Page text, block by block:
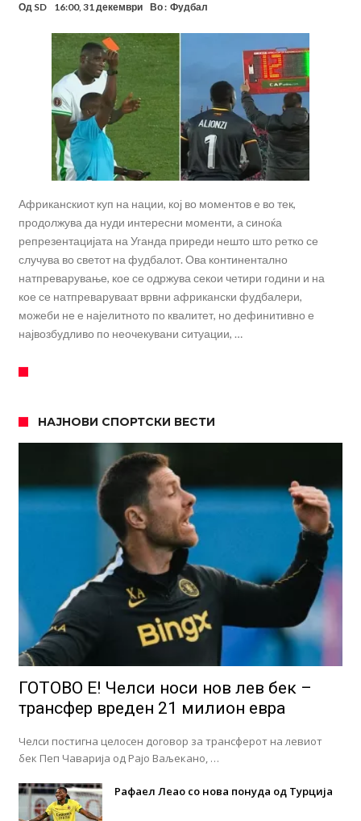
Од SD 16:00, 31 декември Во : Фудбал
Африканскиот куп на нации, кој во моментов е во тек,
продолжува да нуди интересни моменти, а синоќа
репрезентацијата на Уганда приреди нешто што ретко се
случува во светот на фудбалот. Ова континентално
натпреварување, кое се одржува секои четири години и на
кое се натпреваруваат врвни африкански фудбалери,
можеби не е најелитното по квалитет, но дефинитивно е
највозбудливо по неочекувани ситуации, …
НАЈНОВИ СПОРТСКИ ВЕСТИ
ГОТОВО Е! Челси носи нов лев бек –
трансфер вреден 21 милион евра
Челси постигна целосен договор за трансферот на левиот
бек Пеп Чаварија од Рајо Ваљекано, …
Рафаел Леао со нова понуда од Турција